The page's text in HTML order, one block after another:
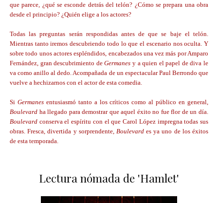
que parece, ¿qué se esconde detrás del telón? ¿Cómo se prepara una obra
desde el principio? ¿Quién elige a los actores?
Todas las preguntas serán respondidas antes de que se baje el telón.
Mientras tanto iremos descubriendo todo lo que el escenario nos oculta. Y
sobre todo unos actores espléndidos, encabezados una vez más por Amparo
Fernández, gran descubrimiento deGermanes y a quien el papel de diva le
va como anillo al dedo. Acompañada de un espectacular Paul Berrondo que
vuelve a hechizarnos con el actor de esta comedia.
Si Germanesentusiasmó tanto a los críticos como al público en general,
Boulevard ha llegado para demostrar que aquel éxito no fue flor de un día.
Boulevard conserva el espíritu con el que Carol López impregna todas sus
obras. Fresca, divertida y sorprendente, Boulevardes ya uno de los éxitos
de esta temporada.
Lectura nómada de 'Hamlet'